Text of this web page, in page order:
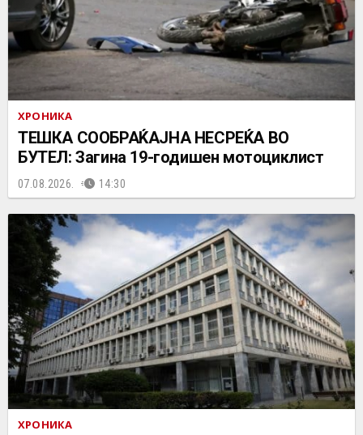
ХРОНИКА
ТЕШКА СООБРАЌАЈНА НЕСРЕЌА ВО
БУТЕЛ: Загина 19-годишен мотоциклист
07.08.2026. 14:30
ХРОНИКА